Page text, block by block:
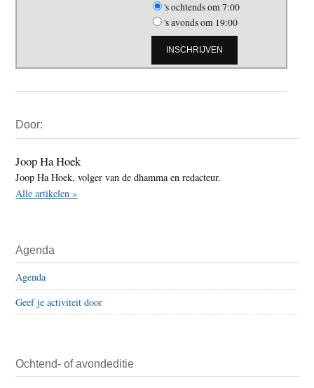
's ochtends om 7:00
's avonds om 19:00
Sidebar
Door:
Joop Ha Hoek
Joop Ha Hoek, volger van de dhamma en redacteur.
Alle artikelen »
Agenda
Agenda
Geef je activiteit door
Ochtend- of avondeditie